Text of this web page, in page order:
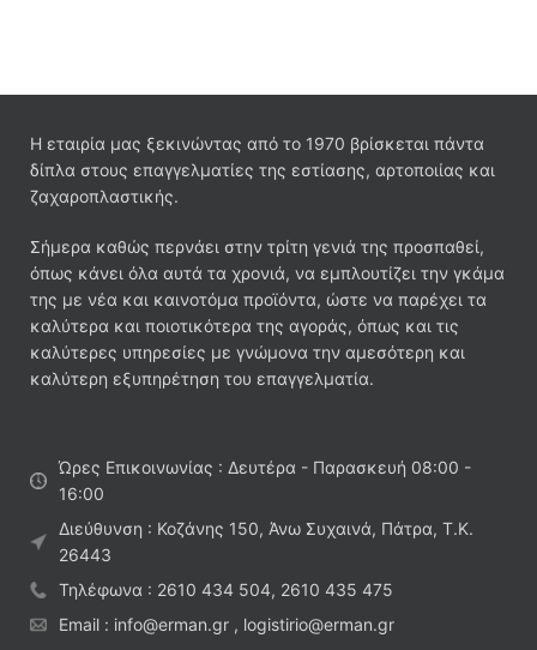
Η εταιρία μας ξεκινώντας από το 1970 βρίσκεται πάντα
δίπλα στους επαγγελματίες της εστίασης, αρτοποιίας και
ζαχαροπλαστικής.
Σήμερα καθώς περνάει στην τρίτη γενιά της προσπαθεί,
όπως κάνει όλα αυτά τα χρονιά, να εμπλουτίζει την γκάμα
της με νέα και καινοτόμα προϊόντα, ώστε να παρέχει τα
καλύτερα και ποιοτικότερα της αγοράς, όπως και τις
καλύτερες υπηρεσίες με γνώμονα την αμεσότερη και
καλύτερη εξυπηρέτηση του επαγγελματία.
Ώρες Επικοινωνίας : Δευτέρα - Παρασκευή 08:00 -
16:00
Διεύθυνση : Κοζάνης 150, Άνω Συχαινά, Πάτρα, Τ.Κ.
26443
Τηλέφωνα : 2610 434 504, 2610 435 475
Email : info@erman.gr , logistirio@erman.gr